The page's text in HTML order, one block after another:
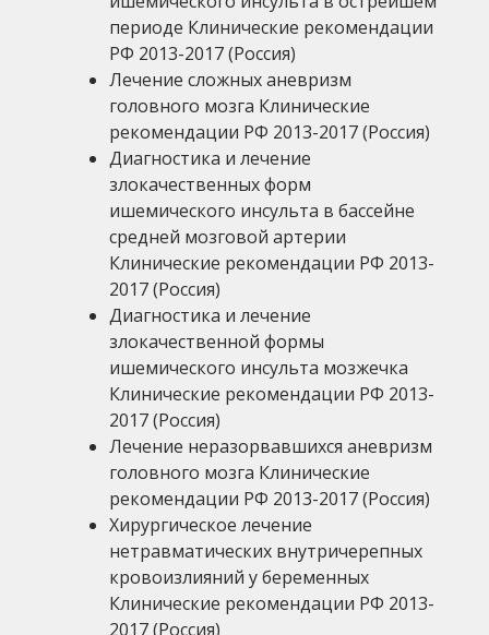
периоде Клинические рекомендации
РФ 2013-2017 (Россия)
Лечение сложных аневризм
головного мозга Клинические
рекомендации РФ 2013-2017 (Россия)
Диагностика и лечение
злокачественных форм
ишемического инсульта в бассейне
средней мозговой артерии
Клинические рекомендации РФ 2013-
2017 (Россия)
Диагностика и лечение
злокачественной формы
ишемического инсульта мозжечка
Клинические рекомендации РФ 2013-
2017 (Россия)
Лечение неразорвавшихся аневризм
головного мозга Клинические
рекомендации РФ 2013-2017 (Россия)
Хирургическое лечение
нетравматических внутричерепных
кровоизлияний у беременных
Клинические рекомендации РФ 2013-
2017 (Россия)